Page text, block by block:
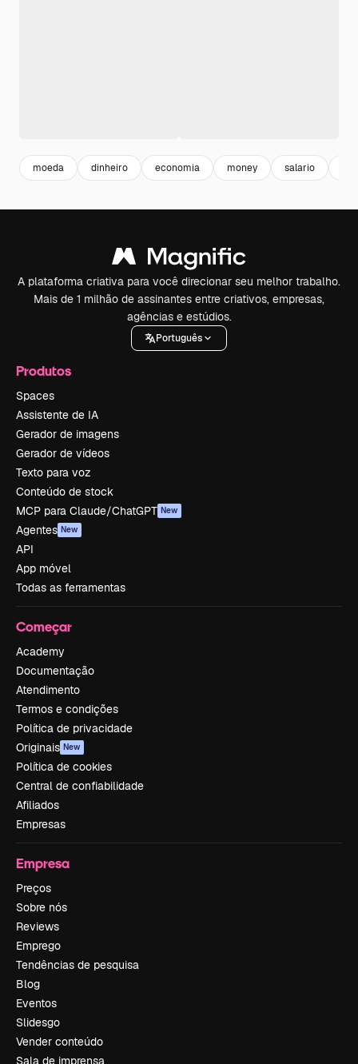
moeda dinheiro economia money salario
A plataforma criativa para você direcionar seu melhor trabalho.
Mais de 1 milhão de assinantes entre criativos, empresas,
agências e estúdios.
Português
Produtos
Spaces
Assistente de IA
Gerador de imagens
Gerador de vídeos
Texto para voz
Conteúdo de stock
MCP para Claude/ChatGPT New
Agentes New
API
App móvel
Todas as ferramentas
Começar
Academy
Documentação
Atendimento
Termos e condições
Política de privacidade
Originais New
Política de cookies
Central de confiabilidade
Afiliados
Empresas
Empresa
Preços
Sobre nós
Reviews
Emprego
Tendências de pesquisa
Blog
Eventos
Slidesgo
Vender conteúdo
Sala de imprensa